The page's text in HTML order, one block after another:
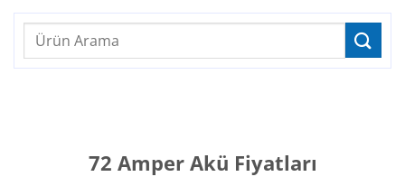
Ara:
72 Amper Akü Fiyatları